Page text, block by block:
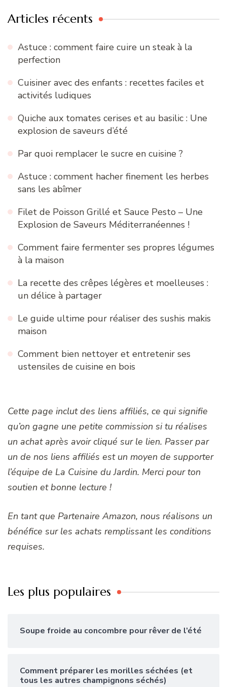
Articles récents
Astuce : comment faire cuire un steak à la
perfection
Cuisiner avec des enfants : recettes faciles et
activités ludiques
Quiche aux tomates cerises et au basilic : Une
explosion de saveurs d’été
Par quoi remplacer le sucre en cuisine ?
Astuce : comment hacher finement les herbes
sans les abîmer
Filet de Poisson Grillé et Sauce Pesto – Une
Explosion de Saveurs Méditerranéennes !
Comment faire fermenter ses propres légumes
à la maison
La recette des crêpes légères et moelleuses :
un délice à partager
Le guide ultime pour réaliser des sushis makis
maison
Comment bien nettoyer et entretenir ses
ustensiles de cuisine en bois
Cette page inclut des liens affiliés, ce qui signifie
qu’on gagne une petite commission si tu réalises
un achat après avoir cliqué sur le lien. Passer par
un de nos liens affiliés est un moyen de supporter
l’équipe de La Cuisine du Jardin. Merci pour ton
soutien et bonne lecture !
En tant que Partenaire Amazon, nous réalisons un
bénéfice sur les achats remplissant les conditions
requises.
Les plus populaires
Soupe froide au concombre pour rêver de l’été
Comment préparer les morilles séchées (et
tous les autres champignons séchés)